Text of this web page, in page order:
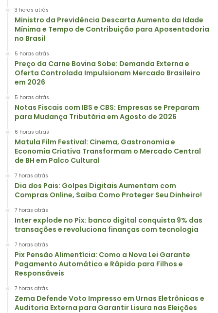
3 horas atrás
Ministro da Previdência Descarta Aumento da Idade
Mínima e Tempo de Contribuição para Aposentadoria
no Brasil
5 horas atrás
Preço da Carne Bovina Sobe: Demanda Externa e
Oferta Controlada Impulsionam Mercado Brasileiro
em 2026
5 horas atrás
Notas Fiscais com IBS e CBS: Empresas se Preparam
para Mudança Tributária em Agosto de 2026
6 horas atrás
Matula Film Festival: Cinema, Gastronomia e
Economia Criativa Transformam o Mercado Central
de BH em Palco Cultural
7 horas atrás
Dia dos Pais: Golpes Digitais Aumentam com
Compras Online, Saiba Como Proteger Seu Dinheiro!
7 horas atrás
Inter explode no Pix: banco digital conquista 9% das
transações e revoluciona finanças com tecnologia
7 horas atrás
Pix Pensão Alimentícia: Como a Nova Lei Garante
Pagamento Automático e Rápido para Filhos e
Responsáveis
7 horas atrás
Zema Defende Voto Impresso em Urnas Eletrônicas e
Auditoria Externa para Garantir Lisura nas Eleições